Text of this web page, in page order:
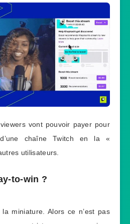
vont pouvoir payer pour
chaîne Twitch en la «
utilisateurs.
to-win ?
la miniature. Alors ce n’est pas